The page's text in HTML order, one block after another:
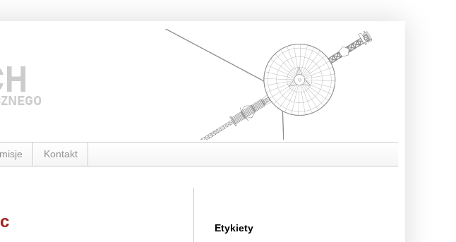
Kontakt
Etykiety